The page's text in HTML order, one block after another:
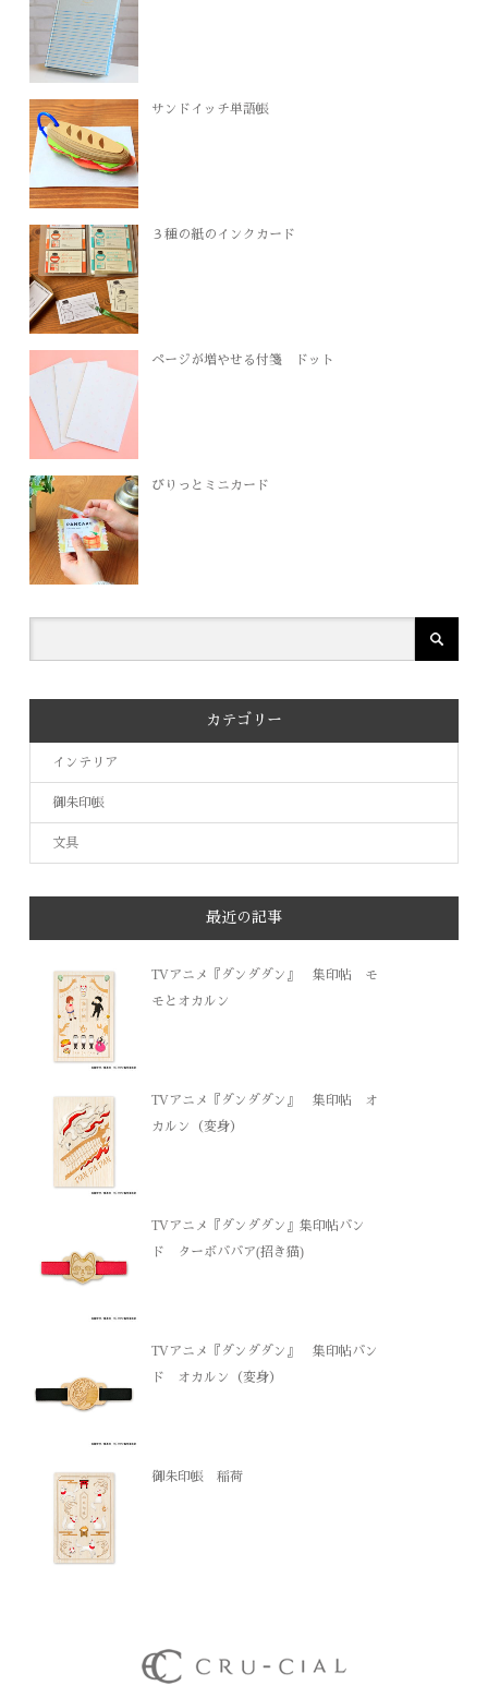
サンドイッチ単語帳
３種の紙のインクカード
ページが増やせる付箋 ドット
びりっとミニカード
カテゴリー
インテリア
御朱印帳
文具
最近の記事
TVアニメ『ダンダダン』 集印帖 モ
モとオカルン
TVアニメ『ダンダダン』 集印帖 オ
カルン（変身）
TVアニメ『ダンダダン』集印帖バン
ド ターボババア(招き猫)
TVアニメ『ダンダダン』 集印帖バン
ド オカルン（変身）
御朱印帳 稲荷